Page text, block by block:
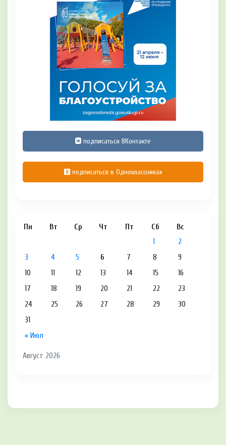
подписаться ВКонтакте
подписаться в Одноклассниках
Август 2026
Пн Вт Ср Чт Пт Сб Вс
« Июл
1
2
3
4 5 6 7 8
9
10
11 12 13 14 15
16
17
18 19 20 21 22
23
24
25 26 27 28 29
30
31